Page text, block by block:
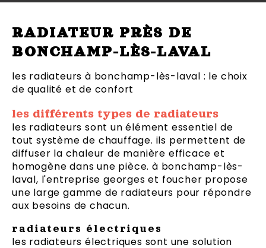
RADIATEUR PRÈS DE
BONCHAMP-LÈS-LAVAL
les radiateurs à bonchamp-lès-laval : le choix
de qualité et de confort
les différents types de radiateurs
les radiateurs sont un élément essentiel de
tout système de chauffage. ils permettent de
diffuser la chaleur de manière efficace et
homogène dans une pièce. à bonchamp-lès-
laval, l'entreprise georges et foucher propose
une large gamme de radiateurs pour répondre
aux besoins de chacun.
radiateurs électriques
les radiateurs électriques sont une solution